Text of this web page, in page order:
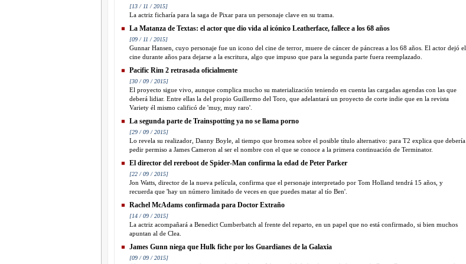
[13 / 11 / 2015]
La actriz ficharía para la saga de Pixar para un personaje clave en su trama.
La Matanza de Textas: el actor que dio vida al icónico Leatherface, fallece a los 68 años
[09 / 11 / 2015]
Gunnar Hansen, cuyo personaje fue un icono del cine de terror, muere de cáncer de páncreas a los 68 años. El actor dejó el
cine durante años para dejarse a la escritura, algo que impuso que para la segunda parte fuera reemplazado.
Pacific Rim 2 retrasada oficialmente
[30 / 09 / 2015]
El proyecto sigue vivo, aunque complica mucho su materialización teniendo en cuenta las cargadas agendas con las que
deberá lidiar. Entre ellas la del propio Guillermo del Toro, que adelantará un proyecto de corte indie que en la revista
Variety él mismo calificó de 'muy, muy raro'.
La segunda parte de Trainspotting ya no se llama porno
[29 / 09 / 2015]
Lo revela su realizador, Danny Boyle, al tiempo que bromea sobre el posible título alternativo: para T2 explica que debería
pedir permiso a James Cameron al ser el nombre con el que se conoce a la primera continuación de Terminator.
El director del rereboot de Spider-Man confirma la edad de Peter Parker
[22 / 09 / 2015]
Jon Watts, director de la nueva película, confirma que el personaje interpretado por Tom Holland tendrá 15 años, y
recuerda que 'hay un número limitado de veces en que puedes matar al tío Ben'.
Rachel McAdams confirmada para Doctor Extraño
[14 / 09 / 2015]
La actriz acompañará a Benedict Cumberbatch al frente del reparto, en un papel que no está confirmado, si bien muchos
apuntan al de Clea.
James Gunn niega que Hulk fiche por los Guardianes de la Galaxia
[09 / 09 / 2015]